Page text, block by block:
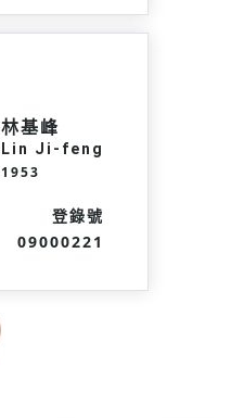
林基峰
Lin Ji-feng
1953
登錄號
09000221